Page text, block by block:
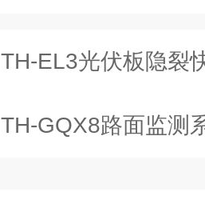
TH-EL3光伏板隐裂
TH-GQX8路面监测